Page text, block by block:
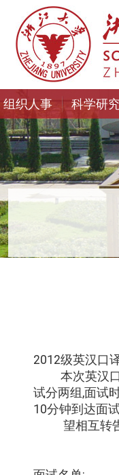
组织人事 科学研
2012级英汉口
本次英汉口
试分两组,面试
10分钟到达面
望相互转